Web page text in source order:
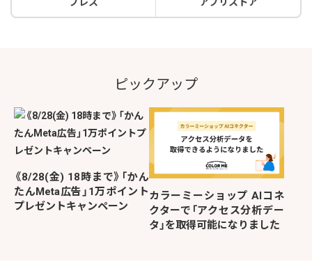
ピックアップ
《8/28(金) 18時まで》「かん
たんMeta広告」1万ポイント
プレゼントキャンペーン
カラーミーショップ AIコネ
クターで「アクセス分析デー
タ」を取得可能になりました